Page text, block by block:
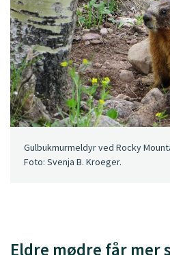
Gulbukmurmeldyr ved Rocky
Foto: Svenja B. Kroeger.
Eldre mødre får mer